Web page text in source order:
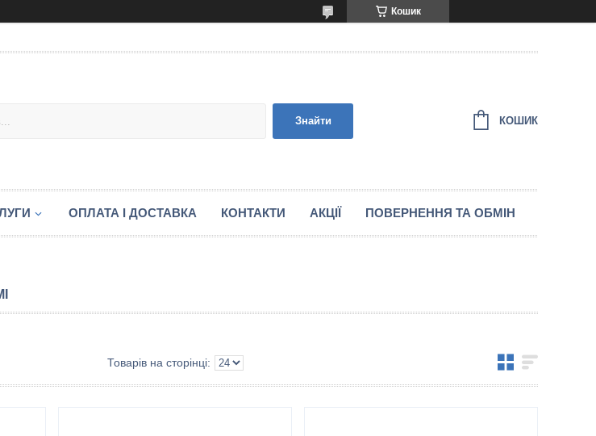
Кошик
Знайти КОШИК
ОПЛАТА І ДОСТАВКА КОНТАКТИ АКЦІЇ ПОВЕРНЕННЯ ТА ОБМІН